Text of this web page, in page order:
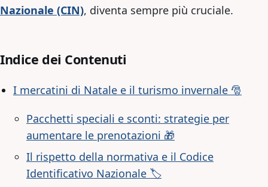
Nazionale (CIN), diventa sempre più cruciale.
Indice dei Contenuti
I mercatini di Natale e il turismo invernale 🎅
Pacchetti speciali e sconti: strategie per
aumentare le prenotazioni 🎁
Il rispetto della normativa e il Codice
Identificativo Nazionale 🏷️